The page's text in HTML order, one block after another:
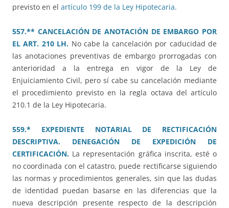
previsto en el artículo 199 de la Ley Hipotecaria.
557.** CANCELACIÓN DE ANOTACIÓN DE EMBARGO POR
EL ART. 210 LH. No cabe la cancelación por caducidad de
las anotaciones preventivas de embargo prorrogadas con
anterioridad a la entrega en vigor de la Ley de
Enjuiciamiento Civil, pero sí cabe su cancelación mediante
el procedimiento previsto en la regla octava del artículo
210.1 de la Ley Hipotecaria.
559.* EXPEDIENTE NOTARIAL DE RECTIFICACIÓN
DESCRIPTIVA. DENEGACIÓN DE EXPEDICIÓN DE
CERTIFICACIÓN. La representación gráfica inscrita, esté o
no coordinada con el catastro, puede rectificarse siguiendo
las normas y procedimientos generales, sin que las dudas
de identidad puedan basarse en las diferencias que la
nueva descripción presente respecto de la descripción